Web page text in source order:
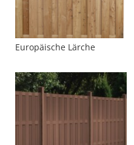
Europäische Lärche